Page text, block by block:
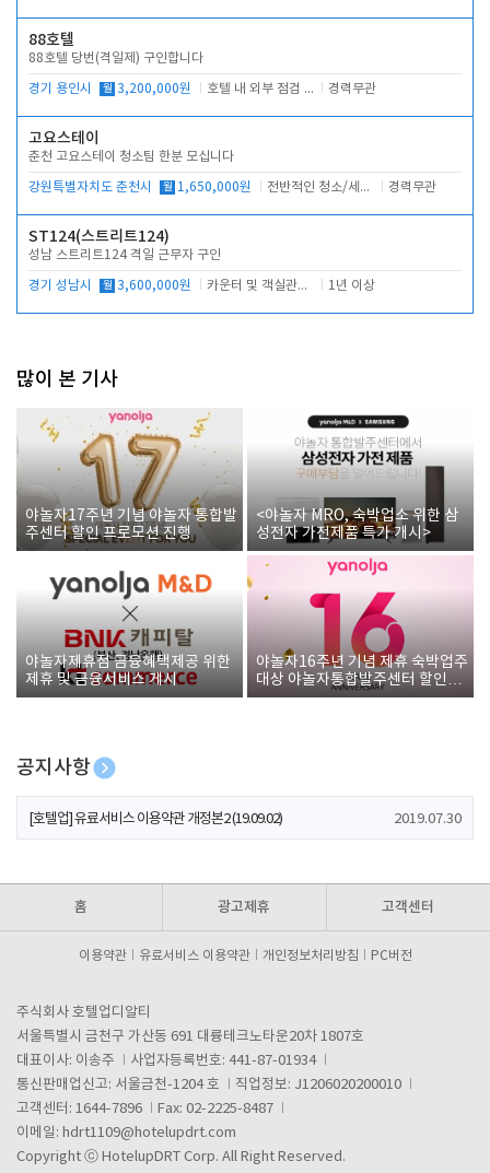
88호텔
88호텔 당번(격일제) 구인합니다
경기 용인시 월 3,200,000원 호텔 내 외부 점검 및 프런트 운영 경력무관
고요스테이
춘천 고요스테이 청소팀 한분 모십니다
강원특별자치도 춘천시 월 1,650,000원 전반적인 청소/세탁업무 경력무관
ST124(스트리트124)
성남 스트리트124 격일 근무자 구인
경기 성남시 월 3,600,000원 카운터 및 객실관리 전반 1년 이상
많이 본 기사
야놀자17주년 기념 야놀자 통합발
주센터 할인 프로모션 진행
<야놀자 MRO, 숙박업소 위한 삼
성전자 가전제품 특가 개시>
야놀자제휴점 금융혜택제공 위한
제휴 및 금융서비스 게시
야놀자16주년 기념 제휴 숙박업주
대상 야놀자통합발주센터 할인쿠
폰 증정
공지사항
[호텔업] 개인정보 처리방침 개정본1 (19.09.02)
[호텔업] 유료서비스 이용약관 개정본2 (19.09.02) 2019.07.30
홈 광고제휴 고객센터
이용약관 유료서비스 이용약관 개인정보처리방침 PC버전
주식회사 호텔업디알티
서울특별시 금천구 가산동 691 대륭테크노타운20차 1807호
대표이사: 이송주
사업자등록번호: 441-87-01934
통신판매업신고: 서울금천-1204 호
직업정보: J1206020200010
고객센터: 1644-7896
Fax: 02-2225-8487
이메일: hdrt1109@hotelupdrt.com
Copyright ⓒ HotelupDRT Corp. All Right Reserved.